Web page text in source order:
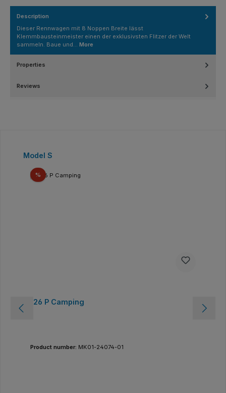
Description
Dieser Rennwagen mit 8 Noppen Breite lässt
Klemmbausteinmeister einen der exklusivsten Flitzer der Welt
sammeln. Baue und… More
Properties
Reviews
Skip product gallery
Model S
%Discount
126 P Camping
Product number: MK01-24074-01